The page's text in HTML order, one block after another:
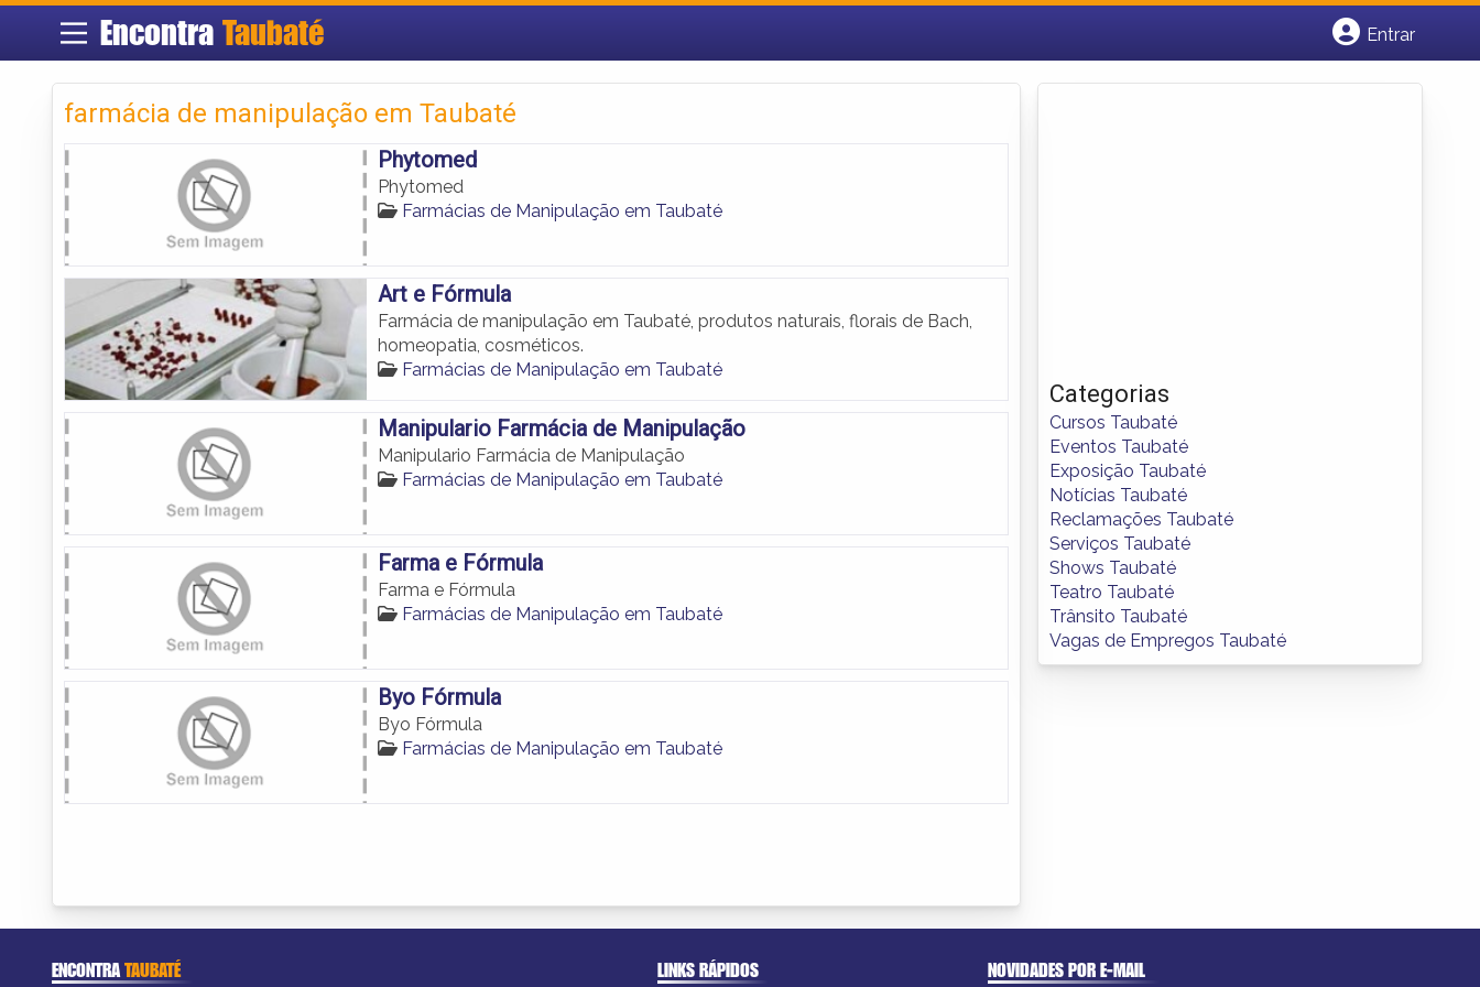
Encontra Taubaté
Entrar
farmácia de manipulação em Taubaté
Phytomed
Phytomed
Farmácias de Manipulação em Taubaté
Art e Fórmula
Farmácia de manipulação em Taubaté, produtos naturais, florais de Bach,
homeopatia, cosméticos.
Farmácias de Manipulação em Taubaté
Manipulario Farmácia de Manipulação
Manipulario Farmácia de Manipulação
Farmácias de Manipulação em Taubaté
Farma e Fórmula
Farma e Fórmula
Farmácias de Manipulação em Taubaté
Byo Fórmula
Byo Fórmula
Farmácias de Manipulação em Taubaté
Categorias
Cursos Taubaté
Eventos Taubaté
Exposição Taubaté
Notícias Taubaté
Reclamações Taubaté
Serviços Taubaté
Shows Taubaté
Teatro Taubaté
Trânsito Taubaté
Vagas de Empregos Taubaté
ENCONTRATAUBATÉ LINKS RÁPIDOS NOVIDADES POR E-MAIL